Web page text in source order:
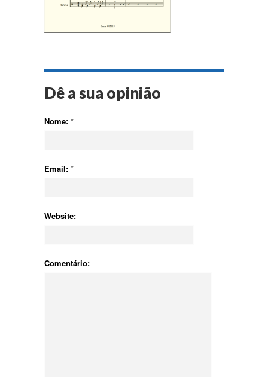
Dê a sua opinião
Nome: *
Email: *
Website:
Comentário: